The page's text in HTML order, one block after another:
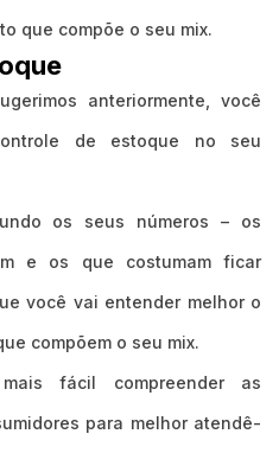
que compõe o seu mix.
anteriormente, você
de estoque no seu
os seus números – os
e os que costumam ficar
você vai entender melhor o
compõem o seu mix.
fácil compreender as
para melhor atendê-